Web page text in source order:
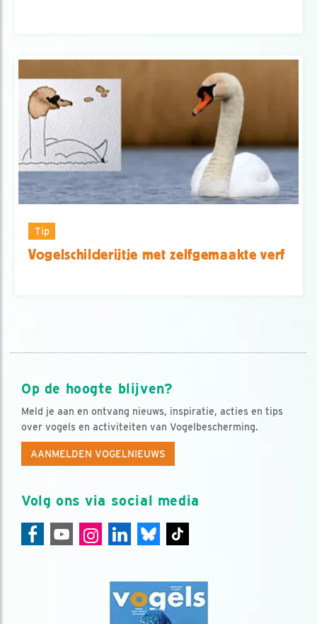
Tip
Vogelschilderijtje met zelfgemaakte verf
Op de hoogte blijven?
Meld je aan en ontvang nieuws, inspiratie, acties en tips
over vogels en activiteiten van Vogelbescherming.
AANMELDEN VOGELNIEUWS
Volg ons via social media